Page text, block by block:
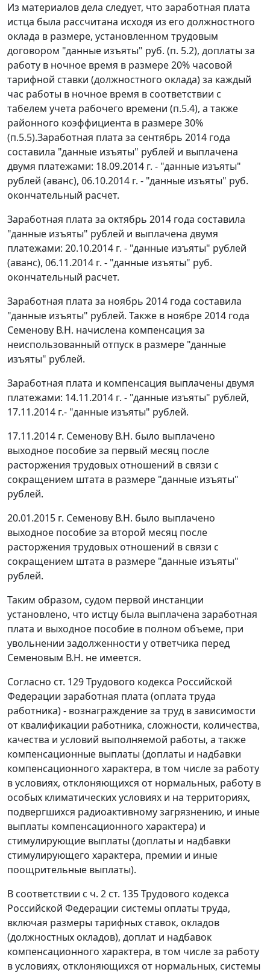
Из материалов дела следует, что заработная плата
истца была рассчитана исходя из его должностного
оклада в размере, установленном трудовым
договором "данные изъяты" руб. (п. 5.2), доплаты за
работу в ночное время в размере 20% часовой
тарифной ставки (должностного оклада) за каждый
час работы в ночное время в соответствии с
табелем учета рабочего времени (п.5.4), а также
районного коэффициента в размере 30%
(п.5.5).Заработная плата за сентябрь 2014 года
составила "данные изъяты" рублей и выплачена
двумя платежами: 18.09.2014 г. - "данные изъяты"
рублей (аванс), 06.10.2014 г. - "данные изъяты" руб.
окончательный расчет.
Заработная плата за октябрь 2014 года составила
"данные изъяты" рублей и выплачена двумя
платежами: 20.10.2014 г. - "данные изъяты" рублей
(аванс), 06.11.2014 г. - "данные изъяты" руб.
окончательный расчет.
Заработная плата за ноябрь 2014 года составила
"данные изъяты" рублей. Также в ноябре 2014 года
Семенову В.Н. начислена компенсация за
неиспользованный отпуск в размере "данные
изъяты" рублей.
Заработная плата и компенсация выплачены двумя
платежами: 14.11.2014 г. - "данные изъяты" рублей,
17.11.2014 г.- "данные изъяты" рублей.
17.11.2014 г. Семенову В.Н. было выплачено
выходное пособие за первый месяц после
расторжения трудовых отношений в связи с
сокращением штата в размере "данные изъяты"
рублей.
20.01.2015 г. Семенову В.Н. было выплачено
выходное пособие за второй месяц после
расторжения трудовых отношений в связи с
сокращением штата в размере "данные изъяты"
рублей.
Таким образом, судом первой инстанции
установлено, что истцу была выплачена заработная
плата и выходное пособие в полном объеме, при
увольнении задолженности у ответчика перед
Семеновым В.Н. не имеется.
Согласно ст. 129Трудового кодекса Российской
Федерации заработная плата (оплата труда
работника) - вознаграждение за труд в зависимости
от квалификации работника, сложности, количества,
качества и условий выполняемой работы, а также
компенсационные выплаты (доплаты и надбавки
компенсационного характера, в том числе за работу
в условиях, отклоняющихся от нормальных, работу в
особых климатических условиях и на территориях,
подвергшихся радиоактивному загрязнению, и иные
выплаты компенсационного характера) и
стимулирующие выплаты (доплаты и надбавки
стимулирующего характера, премии и иные
поощрительные выплаты).
В соответствии с ч. 2 ст. 135Трудового кодекса
Российской Федерации системы оплаты труда,
включая размеры тарифных ставок, окладов
(должностных окладов), доплат и надбавок
компенсационного характера, в том числе за работу
в условиях, отклоняющихся от нормальных, системы